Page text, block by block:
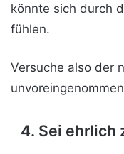
könnte sich durch
fühlen.
Versuche also der
4. Sei ehrlich